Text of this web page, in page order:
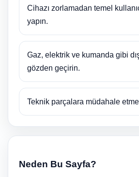
Cihazı zorlamadan temel
yapın.
Gaz, elektrik ve kumanda gibi
gözden geçirin.
Teknik parçalara müdahale
Neden Bu Sayfa?